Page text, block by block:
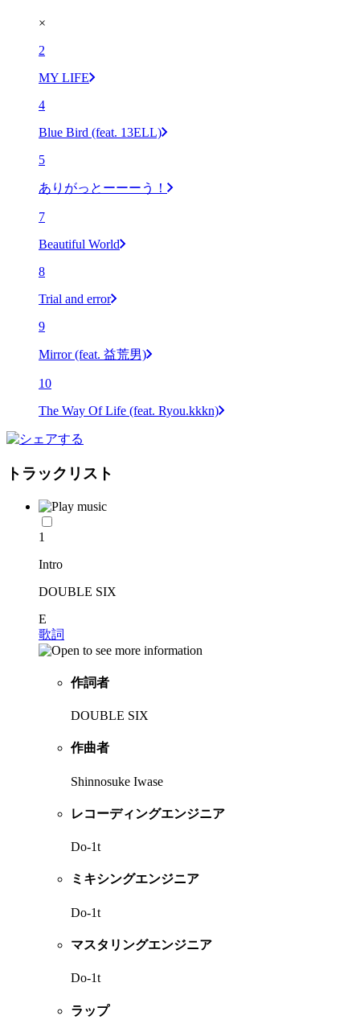
×
2
MY LIFE
4
Blue Bird (feat. 13ELL)
5
ありがっとーーーう！
7
Beautiful World
8
Trial and error
9
Mirror (feat. 益荒男)
10
The Way Of Life (feat. Ryou.kkkn)
トラックリスト
1
Intro
DOUBLE SIX
E
歌詞
作詞者
DOUBLE SIX
作曲者
Shinnosuke Iwase
レコーディングエンジニア
Do-1t
ミキシングエンジニア
Do-1t
マスタリングエンジニア
Do-1t
ラップ